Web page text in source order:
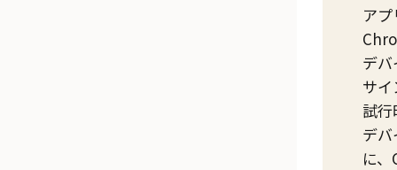
ア
デ
サ
試
デ
に